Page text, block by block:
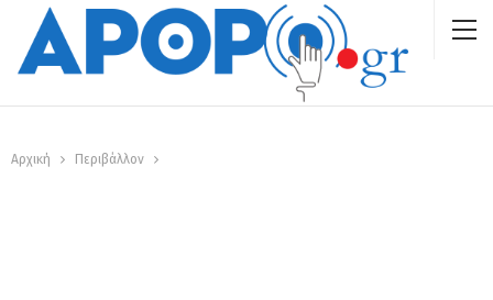
Αρχική Περιβάλλον